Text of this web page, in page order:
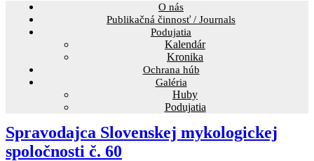
O nás
Publikačná činnosť / Journals
Podujatia
Kalendár
Kronika
Ochrana húb
Galéria
Huby
Podujatia
Spravodajca Slovenskej mykologickej
spoločnosti č. 60